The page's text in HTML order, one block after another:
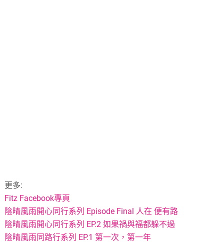
更多:
Fitz Facebook專頁
陰晴風雨開心同行系列 Episode Final 人在 便有路
陰晴風雨開心同行系列 EP.2 如果禍與福都躲不過
陰晴風雨同路行系列 EP.1 第一次，第一年